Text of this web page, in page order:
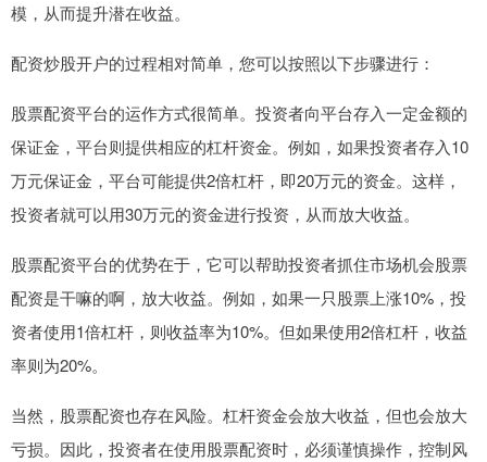
模，从而提升潜在收益。
配资炒股开户的过程相对简单，您可以按照以下步骤进行：
股票配资平台的运作方式很简单。投资者向平台存入一定金额的
保证金，平台则提供相应的杠杆资金。例如，如果投资者存入10
万元保证金，平台可能提供2倍杠杆，即20万元的资金。这样，
投资者就可以用30万元的资金进行投资，从而放大收益。
股票配资平台的优势在于，它可以帮助投资者抓住市场机会股票
配资是干嘛的啊，放大收益。例如，如果一只股票上涨10%，投
资者使用1倍杠杆，则收益率为10%。但如果使用2倍杠杆，收益
率则为20%。
当然，股票配资也存在风险。杠杆资金会放大收益，但也会放大
亏损。因此，投资者在使用股票配资时，必须谨慎操作，控制风